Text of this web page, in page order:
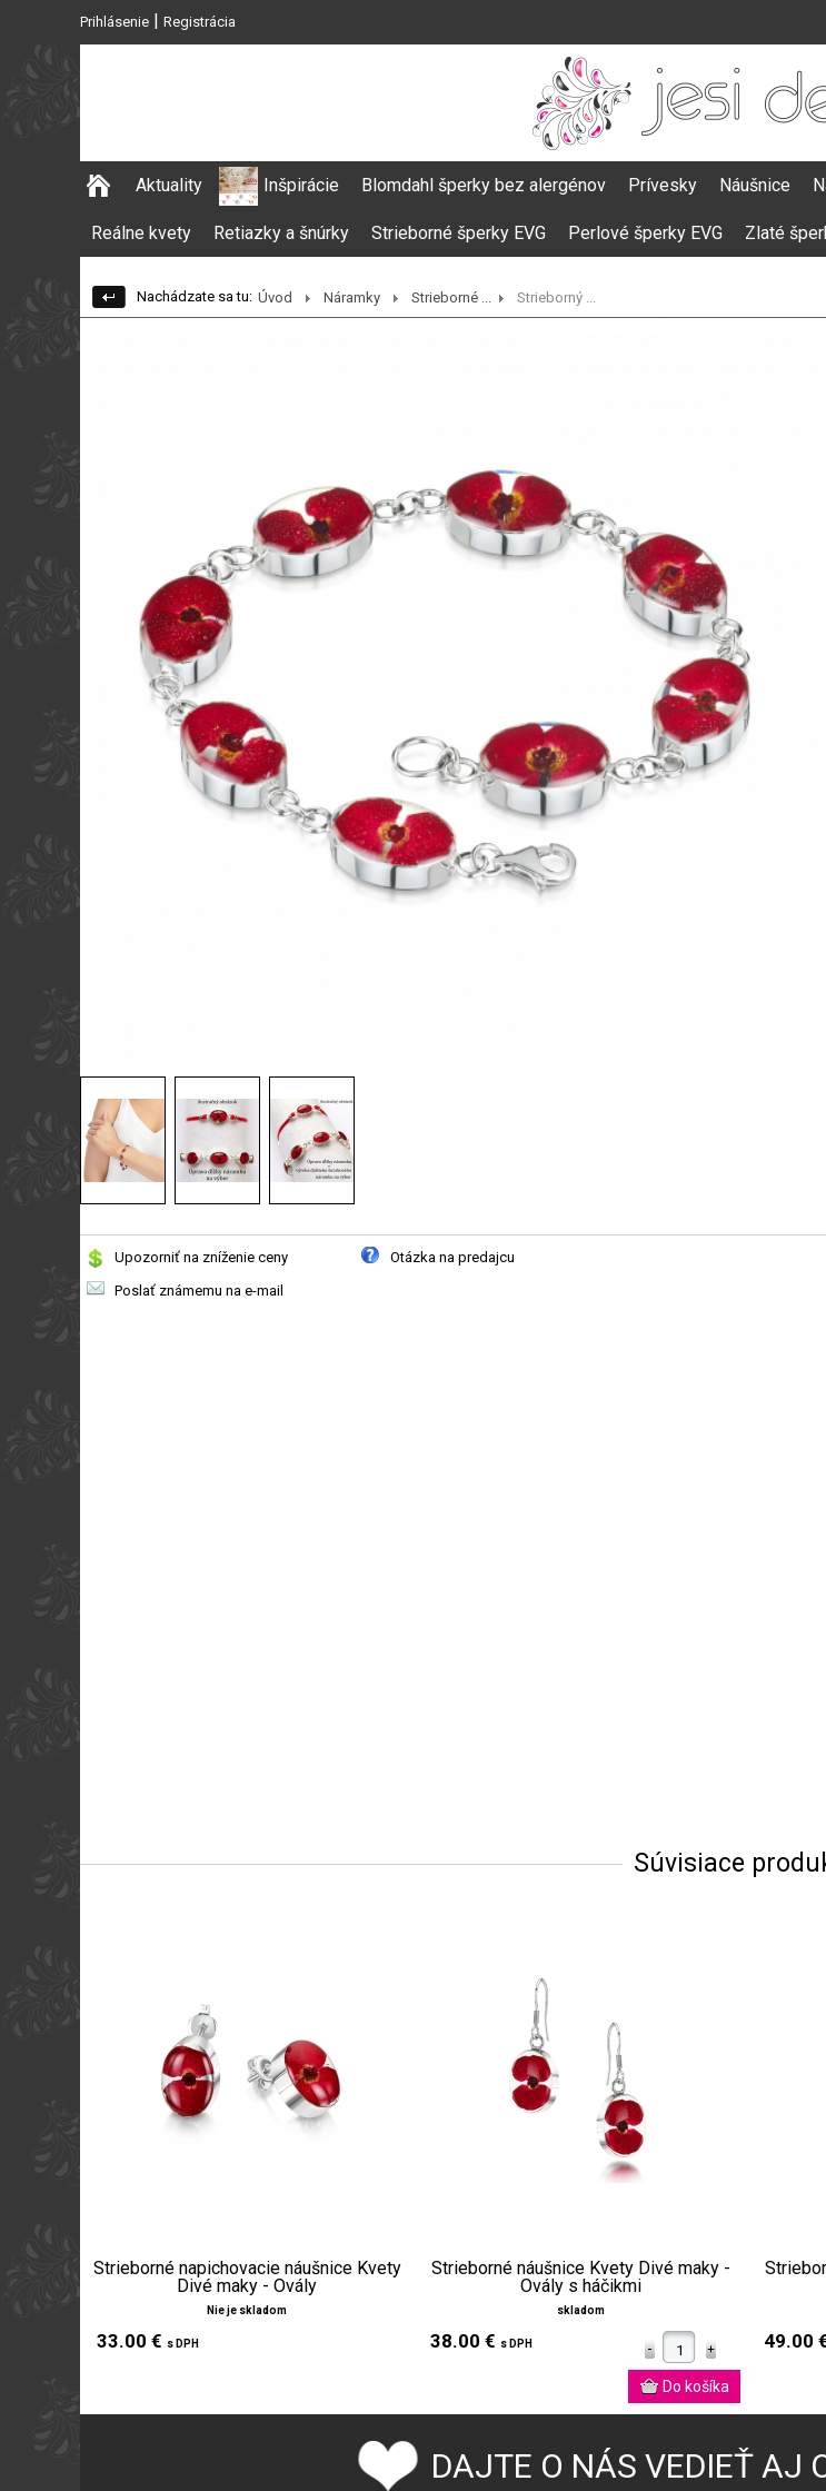
Prihlásenie | Registrácia
Aktuality Inšpirácie Blomdahl šperky bez alergénov Prívesky Náušnice
Reálne kvety Retiazky a šnúrky Strieborné šperky EVG Perlové šperky EVG Zlaté
Nachádzate sa tu: Úvod Náramky Strieborné ... Strieborný ...
Upozorniť na zníženie ceny
Otázka na predajcu
Poslať známemu na e-mail
Súvisiace
Strieborné napichovacie náušnice Kvety
Divé maky - Ovály
Nie je skladom
33.00 € s DPH
Strieborné náušnice Kvety Divé maky -
Ovály s háčikmi
skladom
38.00 € s DPH 49.00
DAJTE O NÁS VEDIEŤ AJ